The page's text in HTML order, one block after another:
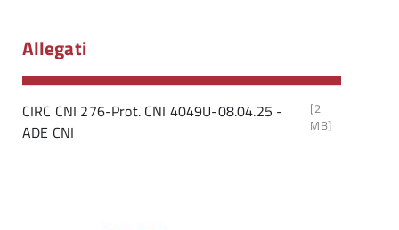
Allegati
CIRC CNI 276-Prot. CNI 4049U-08.04.25 -
ADE CNI
[2
MB]